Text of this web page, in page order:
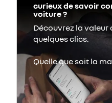
curieux de savoir
voiture ?
Découvrez la valeur